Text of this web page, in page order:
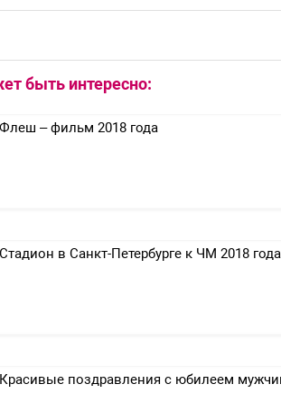
быть интересно:
Флеш – фильм 2018 года
Стадион в Санкт-Петербурге к ЧМ 2018 года
Красивые поздравления с юбилеем